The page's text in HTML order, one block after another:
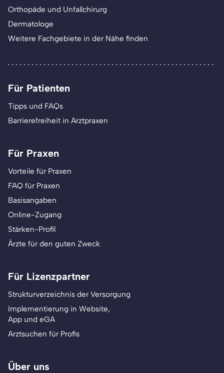
Orthopäde und Unfallchirurg
Dermatologe
Weitere Fachgebiete in der Nähe finden
Für Patienten
Tipps und FAQs
Barrierefreiheit in Arztpraxen
Für Praxen
Vorteile für Praxen
FAQ für Praxen
Basisangaben
Online-Zugang
Stärken-Profil
Ärzte für den guten Zweck
Für Lizenzpartner
Strukturverzeichnis der Versorgung
Implementierung in Website,
App und eGA
Arztsuchen für Profis
Über uns